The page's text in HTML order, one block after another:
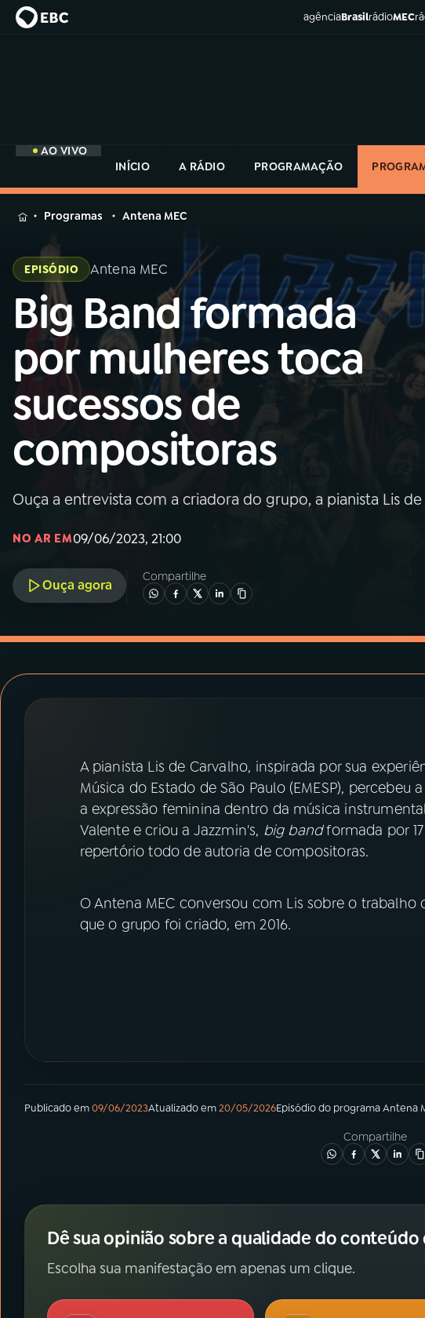
agênciaBrasilrádioMEC
AO VIVO
INÍCIO
A RÁDIO PROGRAMAÇÃO
MENU
Buscar
na
Rádio
MEC
Buscar
01INÍCIO
02 A RÁDIO
03 PROGRAMAÇÃO
05PODCASTS
PRÊMIO RÁDIO MEC
ACOMPANHE A RÁDIO MEC
YouTube Facebook
na
Rádio
MEC
Programas Antena MEC
EPISÓDIO Antena MEC
Big Band formada
por mulheres toca
sucessos de
compositoras
Ouça a entrevista com a criadora do grupo, a pianista Lis
NO AR EM09/06/2023, 21:00
Ouça agora
Compartilhe
A pianista Lis de Carvalho, inspirada por sua
Música do Estado de São Paulo (EMESP), percebeu
a expressão feminina dentro da música
Valente e criou a Jazzmin's, big bandformada por
repertório todo de autoria de compositoras.
O Antena MEC conversou com Lis sobre o trabalho
que o grupo foi criado, em 2016.
Publicado em09/06/2023Atualizado em20/05/2026Episódiodo programaAntena
Compartilhe
Dê sua opinião sobre a qualidade do conteúdo
Escolha sua manifestação em apenas um clique.